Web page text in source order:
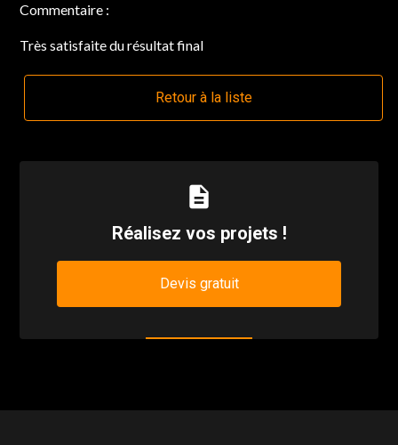
Commentaire :
Très satisfaite du résultat final
Retour à la liste
description
Réalisez vos projets !
Devis gratuit